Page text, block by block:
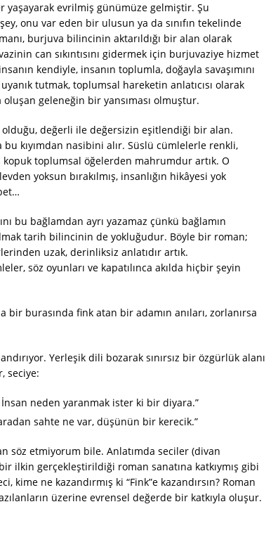
evrilmiş günümüze gelmiştir. Şu
onu var eden bir ulusun ya da sınıfın tekelinde
burjuva bilincinin aktarıldığı bir alan olarak
can sıkıntısını gidermek için burjuvaziye hizmet
kendiyle, insanın toplumla, doğayla savaşımını
tutmak, toplumsal hareketin anlatıcısı olarak
geleneğin bir yansıması olmuştur.
olduğu, değerli ile değersizin eşitlendiği bir alan.
bu kıyımdan nasibini alır. Süslü cümlelerle renkli,
kopuk toplumsal öğelerden mahrumdur artık. O
yoksun bırakılmış, insanlığın hikâyesi yok
bu bağlamdan ayrı yazamaz çünkü bağlamın
tarih bilincinin de yokluğudur. Böyle bir roman;
uzak, derinliksiz anlatıdır artık.
söz oyunları ve kapatılınca akılda hiçbir şeyin
bir burasında fink atan bir adamın anıları, zorlanırsa
Yerleşik dili bozarak sınırsız bir özgürlük alanı
seciye:
neden yaranmak ister ki bir diyara.”
sahte ne var, düşünün bir kerecik.”
söz etmiyorum bile. Anlatımda seciler (divan
ilkin gerçekleştirildiği roman sanatına katkıymış gibi
ne kazandırmış ki “Fink”e kazandırsın? Roman
üzerine evrensel değerde bir katkıyla oluşur.